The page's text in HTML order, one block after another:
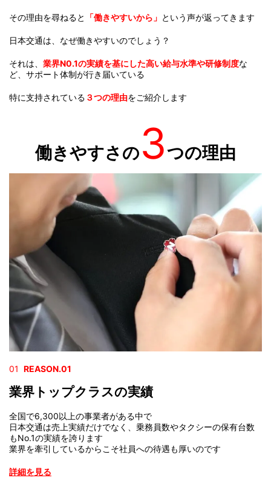
その理由を尋ねると 「働きやすいから」 という声が返ってきます
日本交通は、なぜ働きやすいのでしょう？
それは、 業界N0.1の実績を基にした高い給与水準や研修制度な
ど、サポート体制が行き届いている
特に支持されている ３つの理由をご紹介します
働きやすさの3つの理由
01 REASON.01
業界トップクラスの実績
全国で6,300以上の事業者がある中で
日本交通は売上実績だけでなく、乗務員数やタクシーの保有台数
もNo.1の実績を誇ります
業界を牽引しているからこそ社員への待遇も厚いのです
詳細を見る